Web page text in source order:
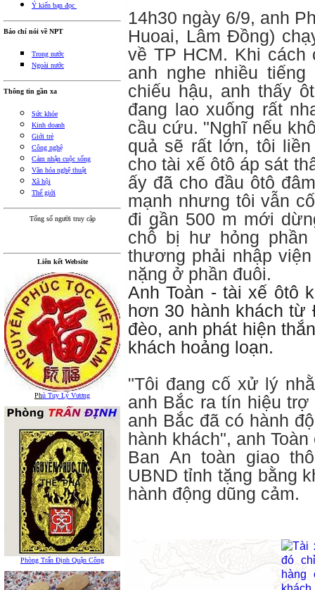
Ý kiến bạn đọc
Báo chí nói về NPT
Trong nước
Ngoài nước
Thông tin gần xa
Sức khỏe
Kinh doanh
Giới trẻ
Công nghệ
Cảm nhận cuộc sống
Văn hóa nghệ thuật
Xã hội
Thế giới
Tổng số người truy cập
Liên kết Website
Phủ Tuy Lý Vương
Phòng Trấn Định Quận Công
14h30 ngày 6/9, anh
Huoai, Lâm Đồng)
về TP HCM. Khi cách
anh nghe nhiều
chiếu hậu, anh thấy
đang lao xuống rất
cầu cứu. "Nghĩ nếu
quả sẽ rất lớn, tôi
cho tài xế ôtô áp sát
ấy đã cho đầu ôtô
mạnh nhưng tôi vẫn
đi gần 500 m mới
chỗ bị hư hỏng
thương phải nhập
nặng ở phần đuôi.
Anh Toàn - tài xế ôtô
hơn 30 hành khách từ
đèo, anh phát hiện
khách hoảng loạn.
"Tôi đang cố xử lý
anh Bắc ra tín hiệu
anh Bắc đã có hành
hành khách", anh
Ban An toàn giao
UBND tỉnh tặng bằng
hành động dũng cảm.